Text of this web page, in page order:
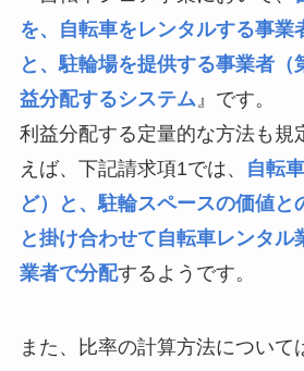
を、自転車をレンタルする事業
と、駐輪場を提供する事業者（
益分配するシステム』です。
利益分配する定量的な方法も規
えば、下記請求項1では、
自転
ど）と、駐輪スペースの価値と
と掛け合わせて自転車レンタル
業者で分配するようです。
また、比率の計算方法について